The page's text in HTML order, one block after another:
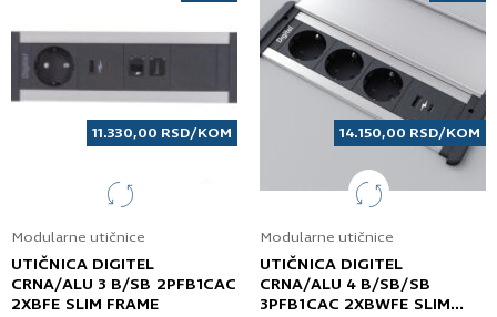
11.330,00 RSD/KOM
Modularne utičnice
UTIČNICA DIGITEL
CRNA/ALU 3 B/SB 2PFB1CAC
2XBFE SLIM FRAME
14.150,00 RSD/KOM
Modularne utičnice
UTIČNICA DIGITEL
CRNA/ALU 4 B/SB/SB
3PFB1CAC 2XBWFE SLIM